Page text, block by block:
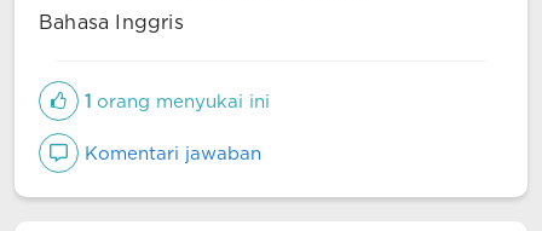
Bahasa Inggris
1 orang menyukai ini
Komentari jawaban